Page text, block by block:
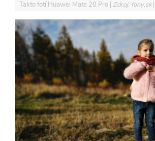
Takto fotí Huawei Mate 20 Pro Zdroj: fony.sk